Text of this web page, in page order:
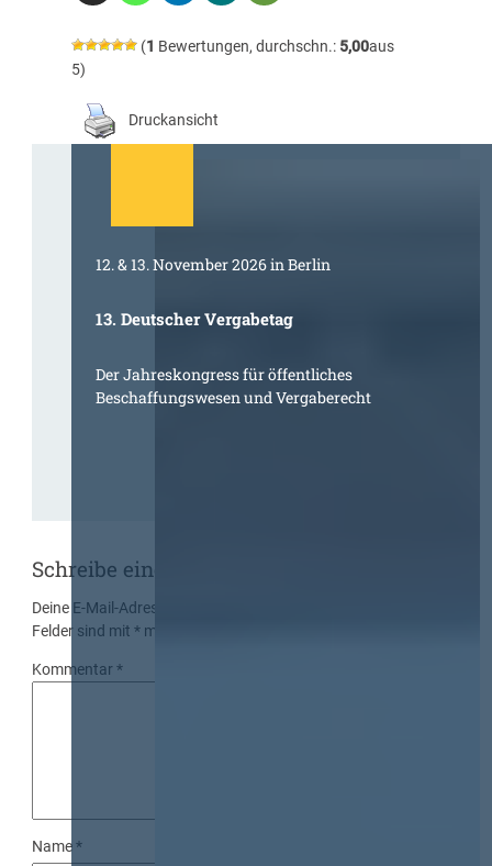
(1 Bewertungen, durchschn.: 5,00aus
5)
Druckansicht
12. & 13. November 2026 in Berlin
13. Deutscher Vergabetag
Der Jahreskongress für öffentliches
Beschaffungswesen und Vergaberecht
Schreibe einen Kommentar
Deine E-Mail-Adresse wird nicht veröffentlicht.
Felder sind mit* markiert
Kommentar*
Name*